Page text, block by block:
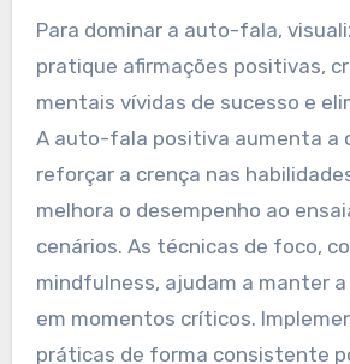
Para dominar a auto-fala,
pratique afirmações positivas,
mentais vívidas de sucesso e
A auto-fala positiva aumenta a
reforçar a crença nas
melhora o desempenho ao
cenários. As técnicas de foco,
mindfulness, ajudam a manter
em momentos críticos.
práticas de forma consistente